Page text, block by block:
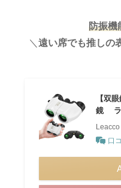
防振機
＼ 遠い席でも推しの
【双
鏡 ラ
Leacco
口